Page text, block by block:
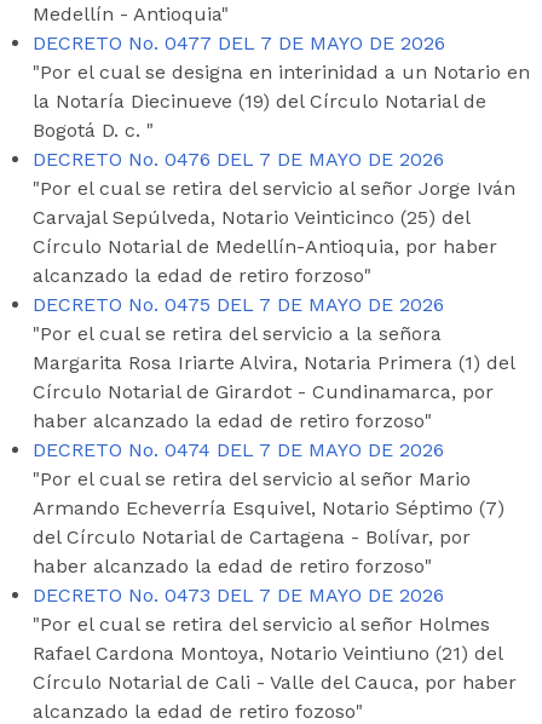
Medellín - Antioquia"
DECRETO No. 0477 DEL 7 DE MAYO DE 2026
"Por el cual se designa en interinidad a un Notario en
la Notaría Diecinueve (19) del Círculo Notarial de
Bogotá D. c. "
DECRETO No. 0476 DEL 7 DE MAYO DE 2026
"Por el cual se retira del servicio al señor Jorge Iván
Carvajal Sepúlveda, Notario Veinticinco (25) del
Círculo Notarial de Medellín-Antioquia, por haber
alcanzado la edad de retiro forzoso"
DECRETO No. 0475 DEL 7 DE MAYO DE 2026
"Por el cual se retira del servicio a la señora
Margarita Rosa Iriarte Alvira, Notaria Primera (1) del
Círculo Notarial de Girardot - Cundinamarca, por
haber alcanzado la edad de retiro forzoso"
DECRETO No. 0474 DEL 7 DE MAYO DE 2026
"Por el cual se retira del servicio al señor Mario
Armando Echeverría Esquivel, Notario Séptimo (7)
del Círculo Notarial de Cartagena - Bolívar, por
haber alcanzado la edad de retiro forzoso"
DECRETO No. 0473 DEL 7 DE MAYO DE 2026
"Por el cual se retira del servicio al señor Holmes
Rafael Cardona Montoya, Notario Veintiuno (21) del
Círculo Notarial de Cali - Valle del Cauca, por haber
alcanzado la edad de retiro fozoso"